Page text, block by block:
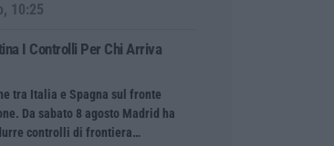
10:25
I Controlli Per Chi Arriva
tra Italia e Spagna sul fronte
Da sabato 8 agosto Madrid ha
controlli di frontiera…